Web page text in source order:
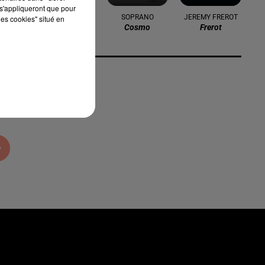
CHAPPELL ROAN SOPRANO
Cosmo
JEREMY FREROT
Frerot
que pour
cookies" situé en